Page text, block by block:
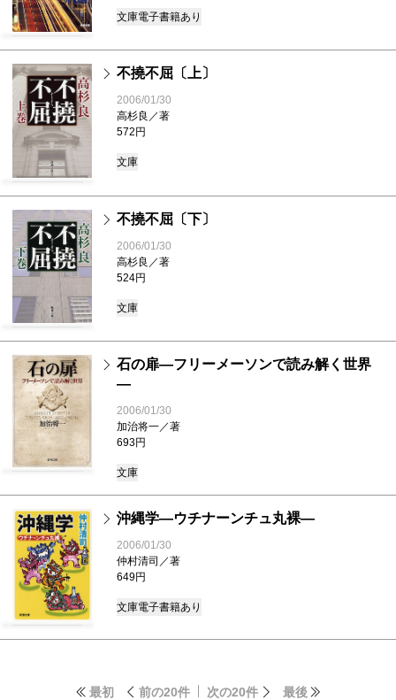
文庫電子書籍あり
不撓不屈〔上〕
2006/01/30
高杉良／著
572円
文庫
不撓不屈〔下〕
2006/01/30
高杉良／著
524円
文庫
石の扉―フリーメーソンで読み解く世界
―
2006/01/30
加治将一／著
693円
文庫
沖縄学―ウチナーンチュ丸裸―
2006/01/30
仲村清司／著
649円
文庫電子書籍あり
最初 前の20件 次の20件 最後